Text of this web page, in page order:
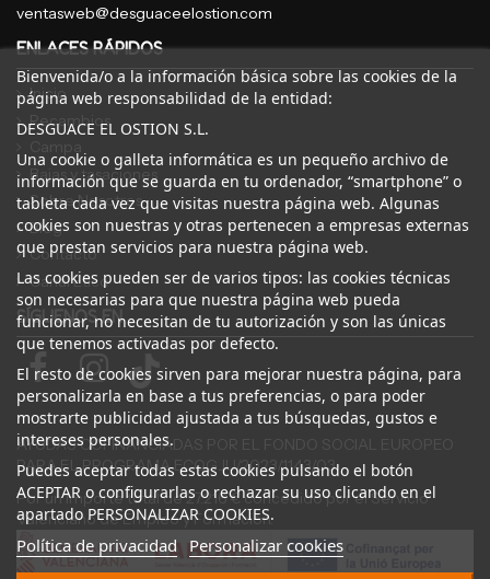
ventasweb@desguaceelostion.com
ENLACES RÁPIDOS
Inicio
Recambios
Bajas y tasaciones
Sobre Nosotros
Blog
Contacto
Canal Ético
Bienvenida/o a la información básica sobre las cookies de la
página web responsabilidad de la entidad:
DESGUACE EL OSTION S.L.
Una cookie o galleta informática es un pequeño archivo de
información que se guarda en tu ordenador, “smartphone” o
tableta cada vez que visitas nuestra página web. Algunas
cookies son nuestras y otras pertenecen a empresas externas
que prestan servicios para nuestra página web.
Las cookies pueden ser de varios tipos: las cookies técnicas
son necesarias para que nuestra página web pueda
funcionar, no necesitan de tu autorización y son las únicas
que tenemos activadas por defecto.
El resto de cookies sirven para mejorar nuestra página, para
personalizarla en base a tus preferencias, o para poder
mostrarte publicidad ajustada a tus búsquedas, gustos e
intereses personales.
Puedes aceptar todas estas cookies pulsando el botón
ACEPTAR o configurarlas o rechazar su uso clicando en el
apartado PERSONALIZAR COOKIES.
Política de privacidad Personalizar cookies
SÍGUENOS EN
AYUDAS COFINANCIADAS POR EL FONDO SOCIAL EUROPEO
PARA EL PROGRAMA ECOGJU/2023/1143/03
Por un importe total de 27.216 € concedido por el Servicio
Valenciano de Empleo y Formación.